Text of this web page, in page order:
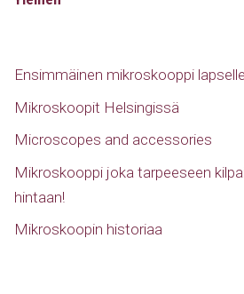
Ensimmäinen mikroskooppi lapselle
Mikroskoopit Helsingissä
Microscopes and accessories
Mikroskooppi joka tarpeeseen
hintaan!
Mikroskoopin historiaa